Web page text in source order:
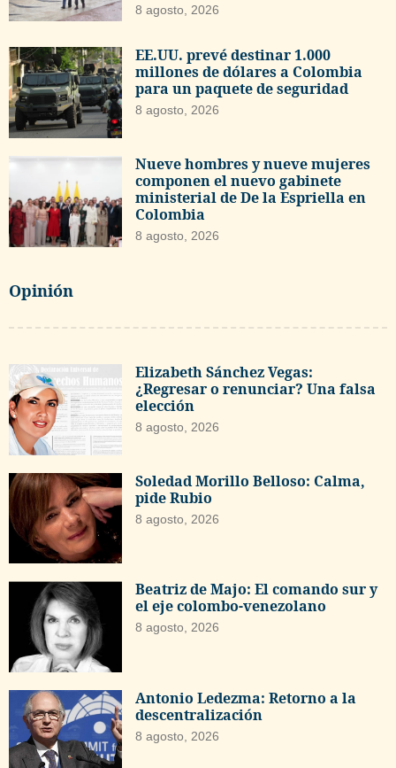
8 agosto, 2026
EE.UU. prevé destinar 1.000
millones de dólares a Colombia
para un paquete de seguridad
8 agosto, 2026
Nueve hombres y nueve mujeres
componen el nuevo gabinete
ministerial de De la Espriella en
Colombia
8 agosto, 2026
Opinión
Elizabeth Sánchez Vegas:
¿Regresar o renunciar? Una falsa
elección
8 agosto, 2026
Soledad Morillo Belloso: Calma,
pide Rubio
8 agosto, 2026
Beatriz de Majo: El comando sur y
el eje colombo-venezolano
8 agosto, 2026
Antonio Ledezma: Retorno a la
descentralización
8 agosto, 2026